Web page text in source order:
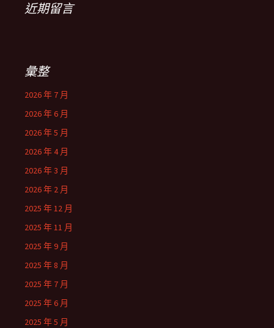
近期留言
彙整
2026 年 7 月
2026 年 6 月
2026 年 5 月
2026 年 4 月
2026 年 3 月
2026 年 2 月
2025 年 12 月
2025 年 11 月
2025 年 9 月
2025 年 8 月
2025 年 7 月
2025 年 6 月
2025 年 5 月